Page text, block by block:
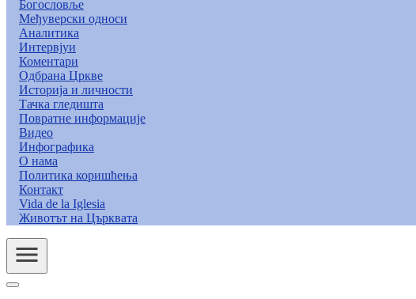
Богословље
Међуверски односи
Аналитика
Интервјуи
Коментари
Одбрана Цркве
Историја и личности
Тачка гледишта
Повратне информације
Видео
Инфографика
О нама
Политика коришћења
Контакт
Vida de la Iglesia
Животът на Църквата